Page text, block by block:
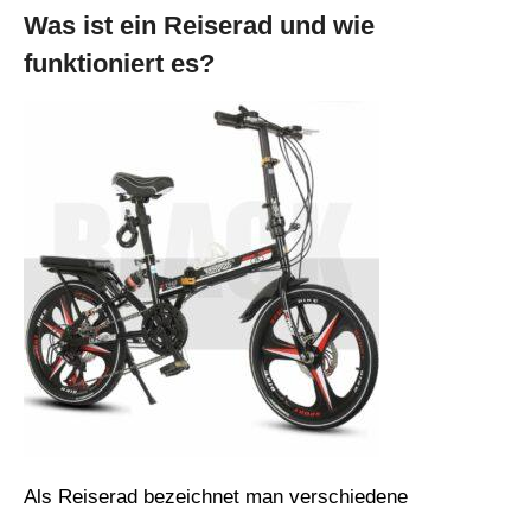
Was ist ein Reiserad und wie
funktioniert es?
Als Reiserad bezeichnet man verschiedene